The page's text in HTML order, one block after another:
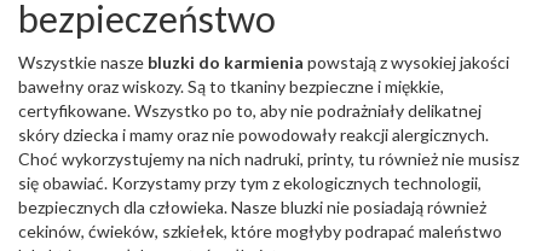
bezpieczeństwo
Wszystkie nasze bluzki do karmienia powstają z wysokiej jakości
bawełny oraz wiskozy. Są to tkaniny bezpieczne i miękkie,
certyfikowane. Wszystko po to, aby nie podrażniały delikatnej
skóry dziecka i mamy oraz nie powodowały reakcji alergicznych.
Choć wykorzystujemy na nich nadruki, printy, tu również nie musisz
się obawiać. Korzystamy przy tym z ekologicznych technologii,
bezpiecznych dla człowieka. Nasze bluzki nie posiadają również
cekinów, ćwieków, szkiełek, które mogłyby podrapać maleństwo